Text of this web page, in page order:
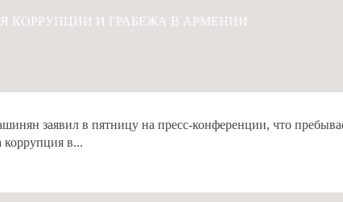
КОРРУПЦИИ И ГРАБЕЖА В АРМЕНИИ
заявил в пятницу на пресс-конференции, что
коррупция в...